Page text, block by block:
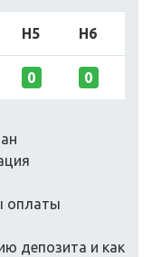
H5 H6
0 0
оплаты
депозита и как